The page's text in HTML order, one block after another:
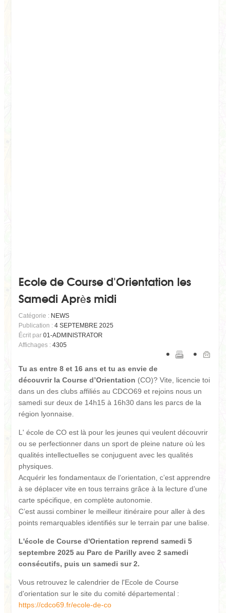
Ecole de Course d'Orientation les
Samedi Après midi
Catégorie : NEWS
Publication : 4 SEPTEMBRE 2025
Écrit par 01-ADMINISTRATOR
Affichages : 4305
Tu as entre 8 et 16 ans et tu as envie de
découvrir la Course d’Orientation (CO)? Vite, licencie toi
dans un des clubs affiliés au CDCO69 et rejoins nous un
samedi sur deux de 14h15 à 16h30 dans les parcs de la
région lyonnaise.
L' école de CO est là pour les jeunes qui veulent découvrir
ou se perfectionner dans un sport de pleine nature où les
qualités intellectuelles se conjuguent avec les qualités
physiques.
Acquérir les fondamentaux de l’orientation, c’est apprendre
à se déplacer vite en tous terrains grâce à la lecture d’une
carte spécifique, en complète autonomie.
C’est aussi combiner le meilleur itinéraire pour aller à des
points remarquables identifiés sur le terrain par une balise.
L'école de Course d'Orientation reprend samedi 5
septembre 2025 au Parc de Parilly avec 2 samedi
consécutifs, puis un samedi sur 2.
Vous retrouvez le calendrier de l'Ecole de Course
d'orientation sur le site du comité départemental :
https://cdco69.fr/ecole-de-co